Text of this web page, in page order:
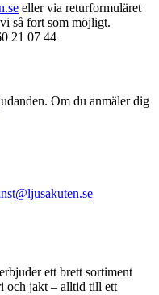
eller via returformuläret
så fort som möjligt.
21 07 44
Om du anmäler dig
ett brett sortiment
och jakt – alltid till ett